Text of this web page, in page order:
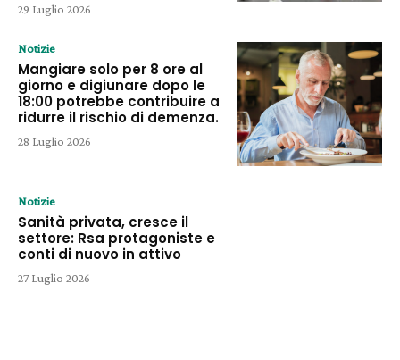
29 Luglio 2026
Notizie
Mangiare solo per 8 ore al
giorno e digiunare dopo le
18:00 potrebbe contribuire a
ridurre il rischio di demenza.
28 Luglio 2026
Notizie
Sanità privata, cresce il
settore: Rsa protagoniste e
conti di nuovo in attivo
27 Luglio 2026